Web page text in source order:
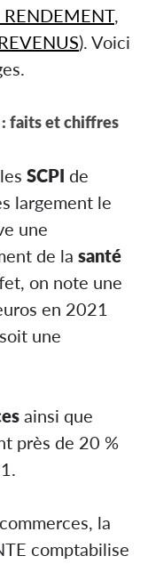
RENDEMENT,
). Voici
: faits et chiffres
SCPI de
largement le
une
de la santé
on note une
en 2021
une
ainsi que
près de 20 %
la
comptabilise